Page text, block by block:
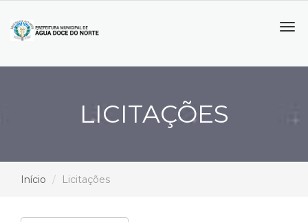
LICITAÇÕES
Início Licitações